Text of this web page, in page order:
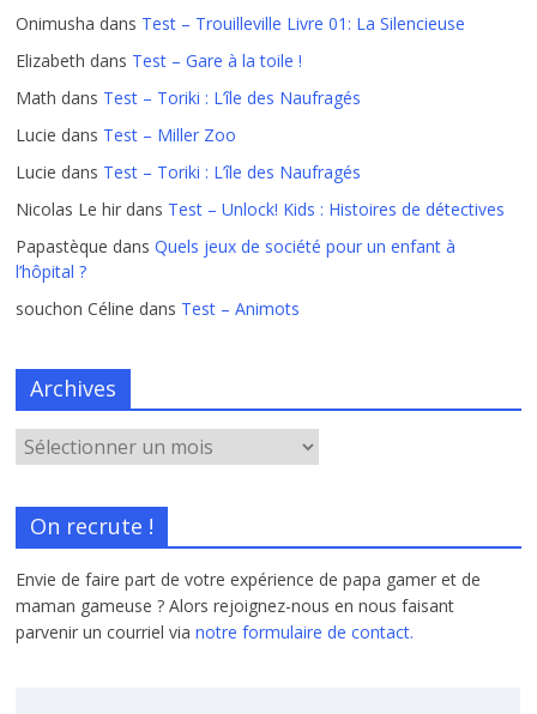
Onimusha dans Test – Trouilleville Livre 01: La Silencieuse
Elizabeth dans Test – Gare à la toile !
Math dans Test – Toriki : L’île des Naufragés
Lucie dans Test – Miller Zoo
Lucie dans Test – Toriki : L’île des Naufragés
Nicolas Le hir dans Test – Unlock! Kids : Histoires de détectives
Papastèque dansQuels jeux de société pour un enfant à
l’hôpital ?
souchon Céline dans Test – Animots
Archives
On recrute !
Envie de faire part de votre expérience de papa gamer et de
maman gameuse ? Alors rejoignez-nous en nous faisant
parvenir un courriel vianotre formulaire de contact.